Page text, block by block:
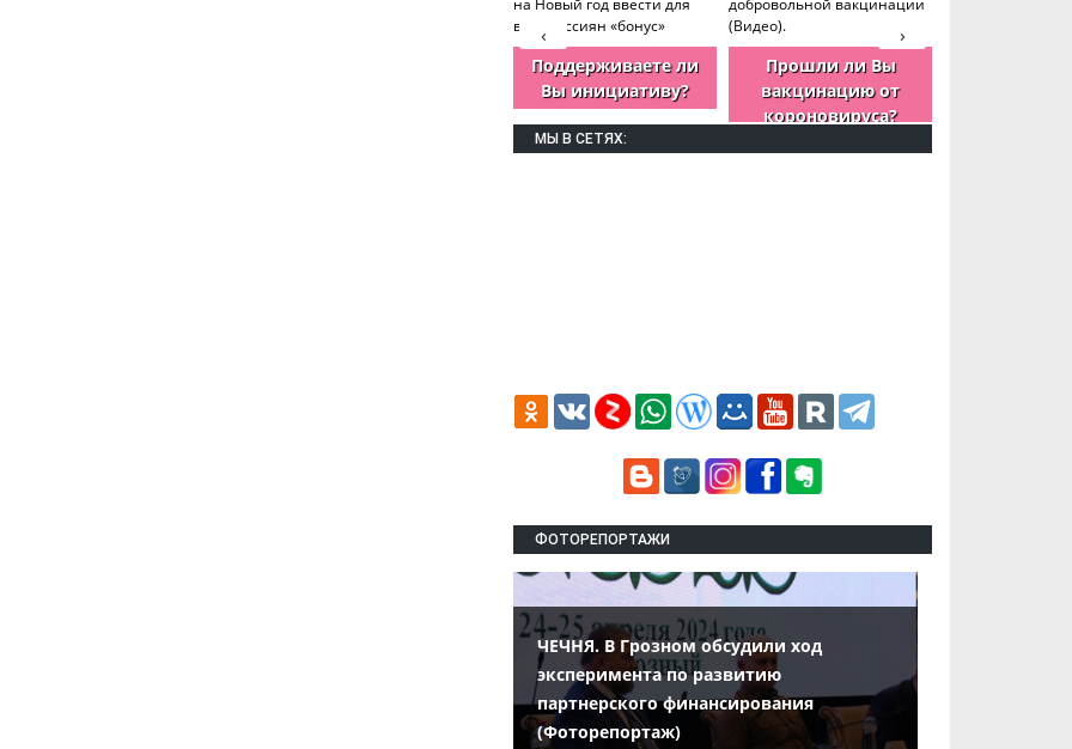
Поддерживаете ли
Вы инициативу?
Прошли ли Вы
вакцинацию от
короновируса?
›
‹
МЫ В СЕТЯХ:
ФОТОРЕПОРТАЖИ
ЧЕЧНЯ. В Грозном обсудили ход
эксперимента по развитию
партнерского финансирования
(Фоторепортаж)